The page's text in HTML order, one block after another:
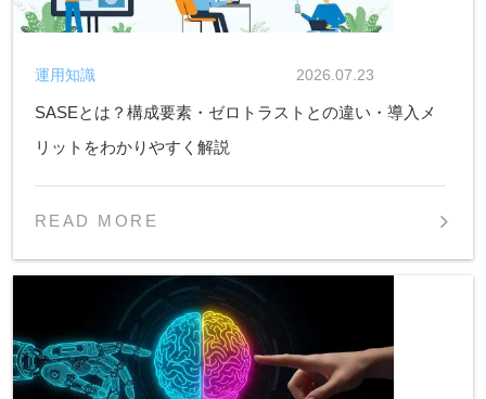
SASEとは？構成要素・ゼロトラストとの違い・導入メ
リットをわかりやすく解説
2026.07.23
運用知識
READ MORE